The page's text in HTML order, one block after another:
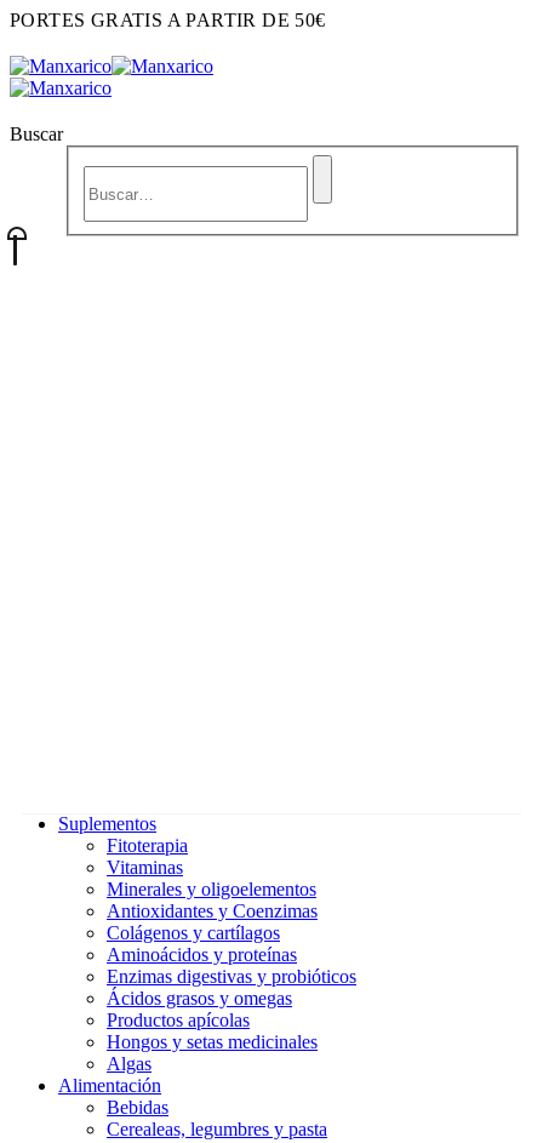
PORTES GRATIS A PARTIR DE 50€
Buscar
Suplementos
Fitoterapia
Vitaminas
Minerales y oligoelementos
Antioxidantes y Coenzimas
Colágenos y cartílagos
Aminoácidos y proteínas
Enzimas digestivas y probióticos
Ácidos grasos y omegas
Productos apícolas
Hongos y setas medicinales
Algas
Alimentación
Bebidas
Cerealeas, legumbres y pasta